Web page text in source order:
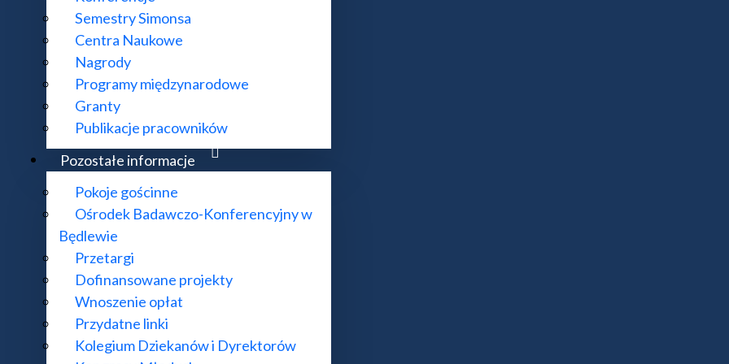
Semestry Simonsa
Centra Naukowe
Nagrody
Programy międzynarodowe
Granty
Publikacje pracowników
Pozostałe informacje
Pokoje gościnne
Ośrodek Badawczo-Konferencyjny w
Będlewie
Przetargi
Dofinansowane projekty
Wnoszenie opłat
Przydatne linki
Kolegium Dziekanów i Dyrektorów
cz. II.
cz. I.
na gęstościach
Banacha, cd.